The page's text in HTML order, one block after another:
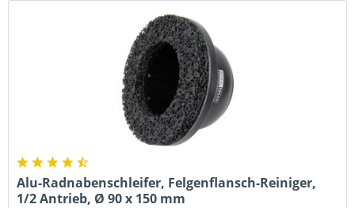
Alu-Radnabenschleifer, Felgenflansch-Reiniger,
1/2 Antrieb, Ø 90 x 150 mm